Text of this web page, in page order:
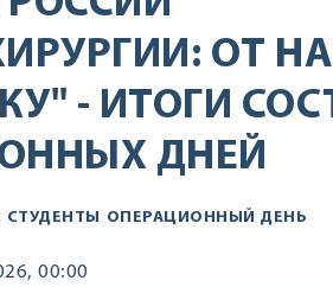
ОТ
- ИТОГИ
ДНЕЙ
СТУДЕНТЫ ОПЕРАЦИОННЫЙ ДЕНЬ
00:00